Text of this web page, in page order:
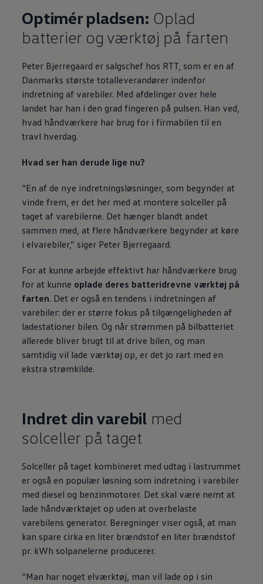
Optimér pladsen: Oplad
batterier og værktøj på farten
Peter Bjerregaard er salgschef hos RTT, som er en af
Danmarks største totalleverandører indenfor
indretning af varebiler. Med afdelinger over hele
landet har han i den grad fingeren på pulsen. Han ved,
hvad håndværkere har brug for i firmabilen til en
travl hverdag.
Hvad ser han derude lige nu?
“En af de nye indretningsløsninger, som begynder at
vinde frem, er det her med at montere solceller på
taget af varebilerne. Det hænger blandt andet
sammen med, at flere håndværkere begynder at køre
i elvarebiler,” siger Peter Bjerregaard.
For at kunne arbejde effektivt har håndværkere brug
for at kunne oplade deres batteridrevne værktøj på
farten. Det er også en tendens i indretningen af
varebiler: der er større fokus på tilgængeligheden af
ladestationer bilen. Og når strømmen på bilbatteriet
allerede bliver brugt til at drive bilen, og man
samtidig vil lade værktøj op, er det jo rart med en
ekstra strømkilde.
Indret din varebil med
solceller på taget
Solceller på taget kombineret med udtag i lastrummet
er også en populær løsning som indretning i varebiler
med diesel og benzinmotorer. Det skal være nemt at
lade håndværktøjet op uden at overbelaste
varebilens generator. Beregninger viser også, at man
kan spare cirka en liter brændstof en liter brændstof
pr. kWh solpanelerne producerer.
“Man har noget elværktøj, man vil lade op i sin